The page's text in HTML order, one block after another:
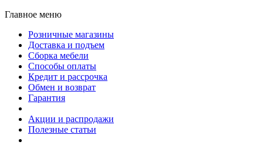
Главное меню
Розничные магазины
Доставка и подъем
Сборка мебели
Способы оплаты
Кредит и рассрочка
Обмен и возврат
Гарантия
Акции и распродажи
Полезные статьи